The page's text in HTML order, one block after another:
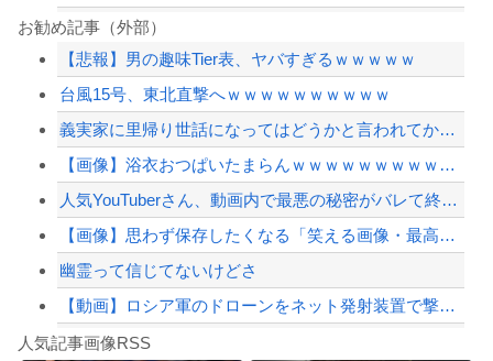
【悲報】中日・金丸夢斗(5勝8敗)、もうすぐ中継ぎ(橋本4勝1敗)に勝ち星が追い...
【配信者】「金バエ」のSNS更新が1週間途絶え、様々な憶測が飛び交う。1週間ぶり...
【緊急速報】NYで警官が黒人男性の首を絞め、暴動第二波不可避へ
Powered by livedoor 相互RSS
お勧め記事（外部）
【悲報】男の趣味Tier表、ヤバすぎるｗｗｗｗｗ
台風15号、東北直撃へｗｗｗｗｗｗｗｗｗｗ
義実家に里帰り世話になってはどうかと言われてかなり悩んでいる
【画像】浴衣おつぱいたまらんｗｗｗｗｗｗｗｗｗｗｗ
人気YouTuberさん、動画内で最悪の秘密がバレて終わる・・・
【画像】思わず保存したくなる「笑える画像・最高な画像」貼っていけｗｗｗｗｗ
幽霊って信じてないけどさ
【動画】ロシア軍のドローンをネット発射装置で撃墜するウクライナ。
人気記事画像RSS